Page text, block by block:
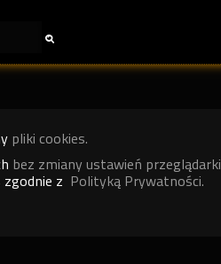
pliki cookies.
bez zmiany ustawień przeglądarki
z Polityką Prywatności.